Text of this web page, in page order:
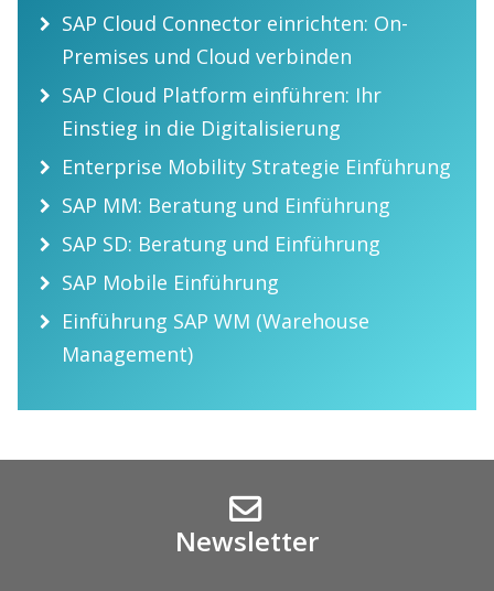
SAP Cloud Connector einrichten: On-
Premises und Cloud verbinden
SAP Cloud Platform einführen: Ihr
Einstieg in die Digitalisierung
Enterprise Mobility Strategie Einführung
SAP MM: Beratung und Einführung
SAP SD: Beratung und Einführung
SAP Mobile Einführung
Einführung SAP WM (Warehouse
Management)
Newsletter